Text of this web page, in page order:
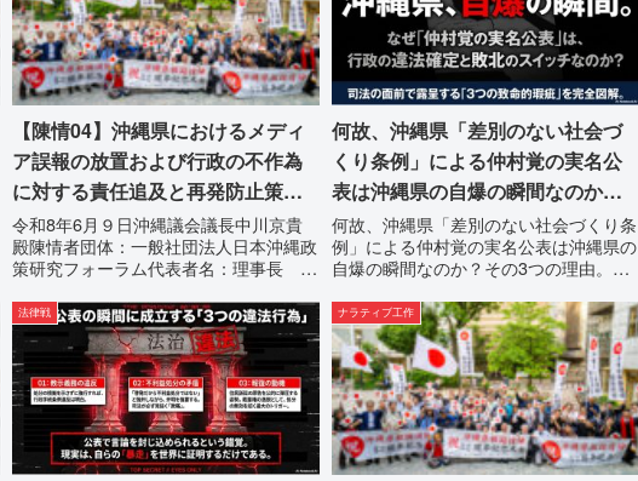
【陳情04】沖縄県におけるメディ
ア誤報の放置および行政の不作為
に対する責任追及と再発防止策を
求める陳情
令和8年6月９日沖縄議会議長中川京貴
殿陳情者団体：一般社団法人日本沖縄政
策研究フォーラム代表者名：理事長 仲
080-【陳情03】沖縄県におけるメディ
ア誤報の放置および行政の不作為に対す
る責任追及と再発防...
何故、沖縄県「差別のない社会づ
くり条例」による仲村覚の実名公
表は沖縄県の自爆の瞬間なのか？
その3つの理由。
何故、沖縄県「差別のない社会づくり条
例」による仲村覚の実名公表は沖縄県の
自爆の瞬間なのか？その3つの理由。現
村覚の実名公表」。行政側はこの行為
を、特定の個人を社会的制裁に追い込む
ための「仕上げ」だと考えて...
法律戦 ナラティブ工作